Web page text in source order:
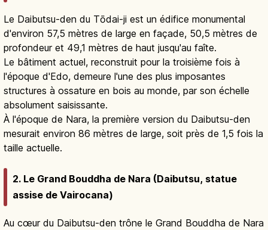
Le Daibutsu-den du Tōdai-ji est un édifice monumental
d'environ 57,5 mètres de large en façade, 50,5 mètres de
profondeur et 49,1 mètres de haut jusqu'au faîte.
Le bâtiment actuel, reconstruit pour la troisième fois à
l'époque d'Edo, demeure l'une des plus imposantes
structures à ossature en bois au monde, par son échelle
absolument saisissante.
À l'époque de Nara, la première version du Daibutsu-den
mesurait environ 86 mètres de large, soit près de 1,5 fois la
taille actuelle.
2. Le Grand Bouddha de Nara (Daibutsu, statue
assise de Vairocana)
Au cœur du Daibutsu-den trône le Grand Bouddha de Nara